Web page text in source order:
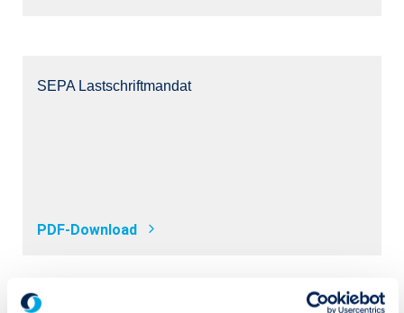
SEPA Lastschriftmandat
PDF-Download